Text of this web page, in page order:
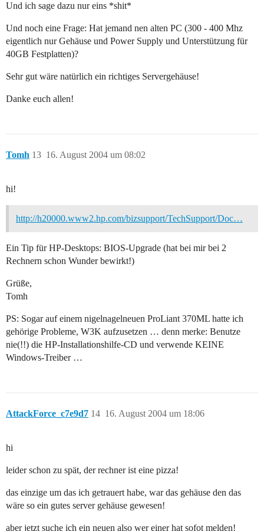
Und ich sage dazu nur eins *shit*
Und noch eine Frage: Hat jemand nen alten PC (300 - 400 Mhz
eigentlich nur Gehäuse und Power Supply und Unterstützung für
40GB Festplatten)?
Sehr gut wäre natürlich ein richtiges Servergehäuse!
Danke euch allen!
Tomh 16. August 2004 um 08:02
13
hi!
http://h20000.www2.hp.com/bizsupport/TechSupport/Doc…
Ein Tip für HP-Desktops: BIOS-Upgrade (hat bei mir bei 2
Rechnern schon Wunder bewirkt!)
Grüße,
Tomh
PS: Sogar auf einem nigelnagelneuen ProLiant 370ML hatte ich
gehörige Probleme, W3K aufzusetzen … denn merke: Benutze
nie(!!) die HP-Installationshilfe-CD und verwende KEINE
Windows-Treiber …
AttackForce_c7e9d7 16. August 2004 um 18:06
14
hi
leider schon zu spät, der rechner ist eine pizza!
das einzige um das ich getrauert habe, war das gehäuse den das
wäre so ein gutes server gehäuse gewesen!
aber jetzt suche ich ein neuen also wer einer hat sofot melden!